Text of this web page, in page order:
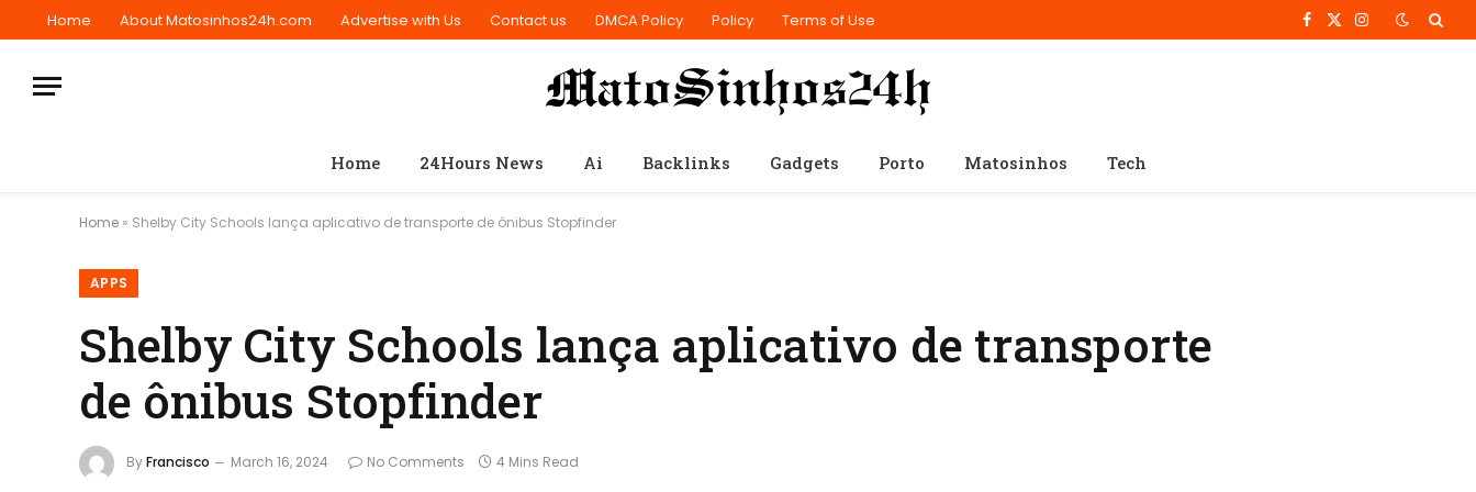
Home About Matosinhos24h.com Advertise with Us Contact us DMCA Policy Policy Terms of Use Facebook
X
Instagram
Home 24Hours News Ai Backlinks Gadgets Porto Matosinhos Tech
Home » Shelby City Schools lança aplicativo de transporte de ônibus Stopfinder
APPS
Shelby City Schools lança aplicativo de transporte
de ônibus Stopfinder
ByFrancisco March 16, 2024 No Comments 4 Mins Read